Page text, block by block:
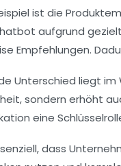
ist die
aufgrund
Empfehlungen.
Unterschied liegt
sondern erhöht
eine
dass